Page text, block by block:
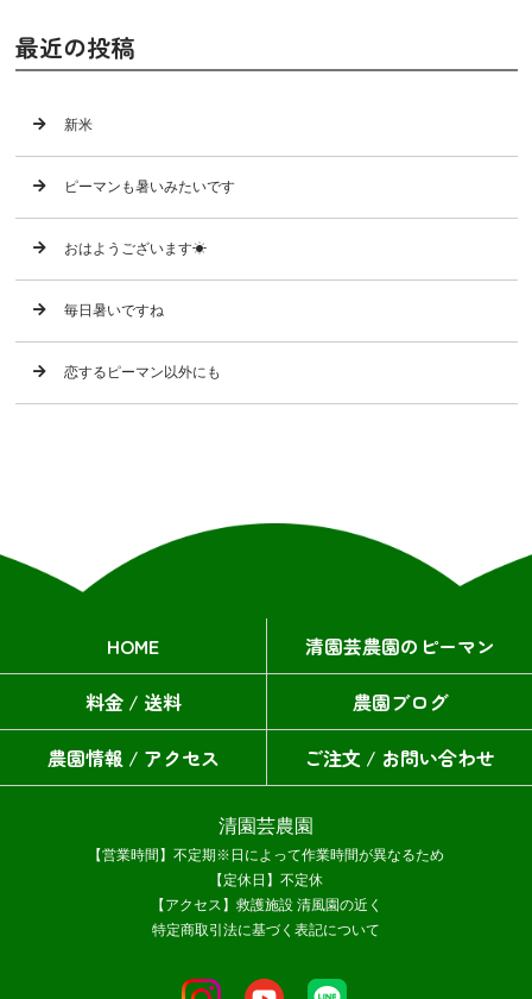
最近の投稿
新米
ピーマンも暑いみたいです
おはようございます☀
毎日暑いですね
恋するピーマン以外にも
HOME
清園芸農園のピーマン
料金 / 送料
農園ブログ
農園情報 / アクセス
ご注文 / お問い合わせ
清園芸農園
【営業時間】不定期※日によって作業時間が異なるため
【定休日】不定休
【アクセス】救護施設 清風園の近く
特定商取引法に基づく表記について